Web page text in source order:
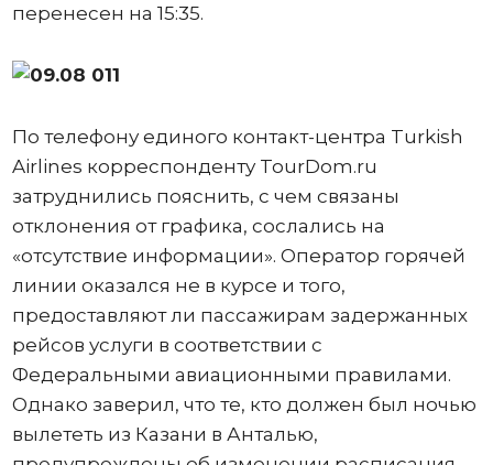
перенесен на 15:35.
По телефону единого контакт-центра Turkish
Airlines корреспонденту TourDom.ru
затруднились пояснить, с чем связаны
отклонения от графика, сослались на
«отсутствие информации». Оператор горячей
линии оказался не в курсе и того,
предоставляют ли пассажирам задержанных
рейсов услуги в соответствии с
Федеральными авиационными правилами.
Однако заверил, что те, кто должен был ночью
вылететь из Казани в Анталью,